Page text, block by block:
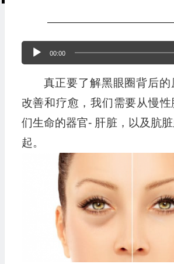
频
放
器
00:00
真正要了解黑眼圈背后
改善和疗愈，我们需要从慢
们生命的器官- 肝脏，以及肮
起。